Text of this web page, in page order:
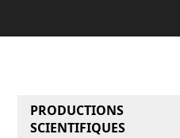
menu Projets/ partenariats
PRODUCTIONS
SCIENTIFIQUES